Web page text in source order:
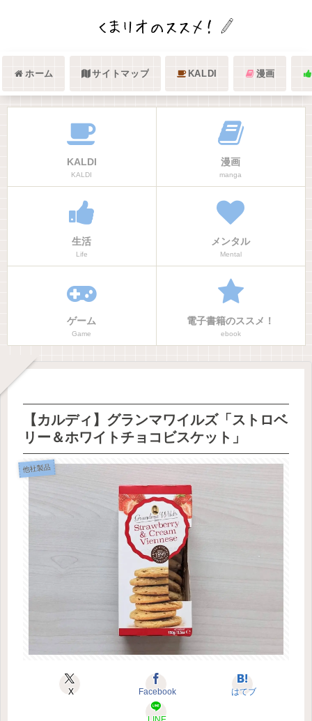
ホーム サイトマップ KALDI 漫画
KALDI
KALDI
漫画
manga
生活
Life
メンタル
Mental
ゲーム
Game
電子書籍のススメ！
ebook
【カルディ】グランマワイルズ「ストロベ
リー＆ホワイトチョコビスケット」
他社製品
X Facebook はてブ